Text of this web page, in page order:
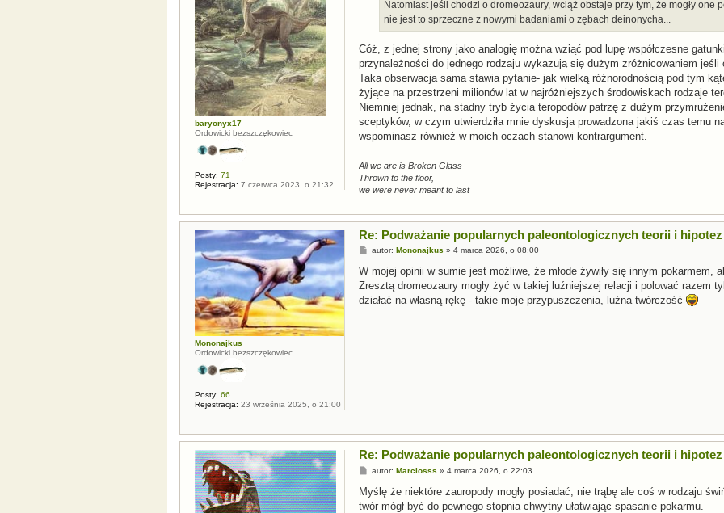
baryonyx17
Ordowicki bezszczękowiec
Posty: 71
Rejestracja: 7 czerwca 2023, o 21:32
Natomiast jeśli chodzi o dromeozaury, wciąż obstaje przy tym, że mogły one
nie jest to sprzeczne z nowymi badaniami o zębach deinonycha...
Cóż, z jednej strony jako analogię można wziąć pod lupę współczesne
przynależności do jednego rodzaju wykazują się dużym zróżnicowaniem jeśli
Taka obserwacja sama stawia pytanie- jak wielką różnorodnością pod tym
żyjące na przestrzeni milionów lat w najróżniejszych środowiskach rodzaje
Niemniej jednak, na stadny tryb życia teropodów patrzę z dużym
sceptyków, w czym utwierdziła mnie dyskusja prowadzona jakiś czas temu
wspominasz również w moich oczach stanowi kontrargument.
All we are is Broken Glass
Thrown to the floor,
we were never meant to last
Mononajkus
Ordowicki bezszczękowiec
Posty: 66
Rejestracja: 23 września 2025, o 21:00
Re: Podważanie popularnych paleontologicznych teorii i hipotez
P
s
autor: Mononajkus » 4 marca 2026, o 08:00
W mojej opinii w sumie jest możliwe, że młode żywiły się innym pokarmem,
Zresztą dromeozaury mogły żyć w takiej luźniejszej relacji i polować razem
działać na własną rękę - takie moje przypuszczenia, luźna twórczość
Re: Podważanie popularnych paleontologicznych teorii i hipotez
P
s
t
autor: Marciosss » 4 marca 2026, o 22:03
Myślę że niektóre zauropody mogły posiadać, nie trąbę ale coś w rodzaju
twór mógł być do pewnego stopnia chwytny ułatwiając spasanie pokarmu.